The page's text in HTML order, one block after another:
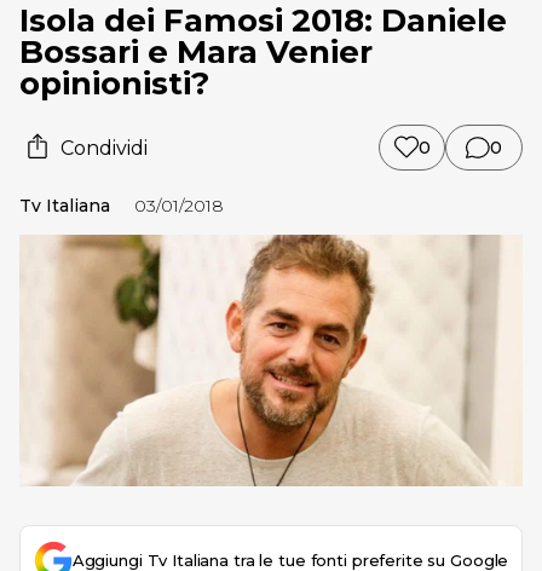
Isola dei Famosi 2018: Daniele
Bossari e Mara Venier
opinionisti?
Condividi 0 0
Tv Italiana 03/01/2018
Aggiungi Tv Italiana tra le tue fonti preferite su Google